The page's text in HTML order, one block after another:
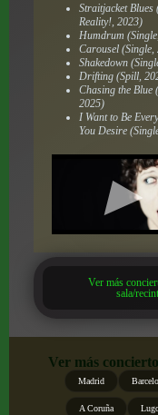
Straitjacket Blues
Reality!, 2023)
Humdrum
Carousel (Single,
Shakedown
Drifting (Spill,
Chasing the Blue
2025)
I Want to Be
You Desire
Ver más
sala/
Ver más
Madrid
A Coruña